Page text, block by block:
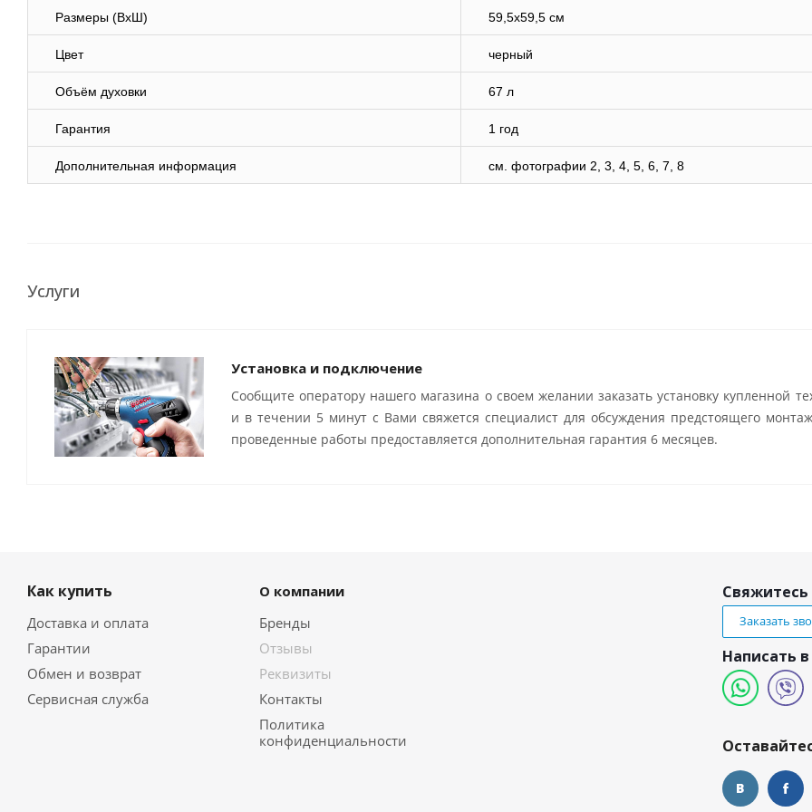
Размеры (ВхШ) 59,5х59,5 см
Цвет черный
Объём духовки 67 л
Гарантия 1 год
Дополнительная информация cм. фотографии 2, 3, 4, 5, 6, 7, 8
Услуги
Установка и подключение
Сообщите оператору нашего магазина о своем желании заказать установку купленной
и в течении 5 минут с Вами свяжется специалист для обсуждения предстоящего
проведенные работы предоставляется дополнительная гарантия 6 месяцев.
Как купить
Доставка и оплата
Гарантии
Обмен и возврат
Сервисная служба
О компании
Бренды
Отзывы
Реквизиты
Контакты
Политика
конфиденциальности
Свяжитесь
Заказать
Написать